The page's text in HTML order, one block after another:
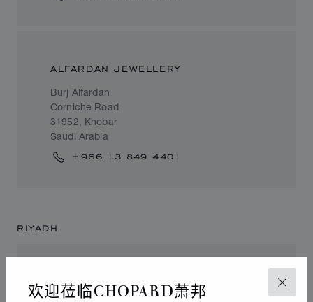
关闭
欢迎莅临CHOPARD萧邦
ALFARDAN JEWELLERY
Burj Alfardan
Corniche Road
31952, Khobar
Saudi Arabia
+966 13 849 4401
RIYADH
CHOPARD BOUTIQUE RIYADH
SOLITAIRE